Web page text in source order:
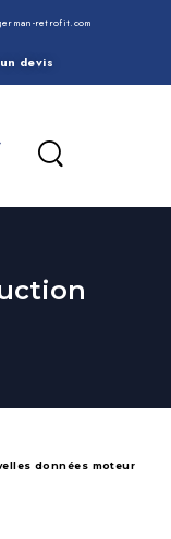
retrofit.com
devis
données moteur